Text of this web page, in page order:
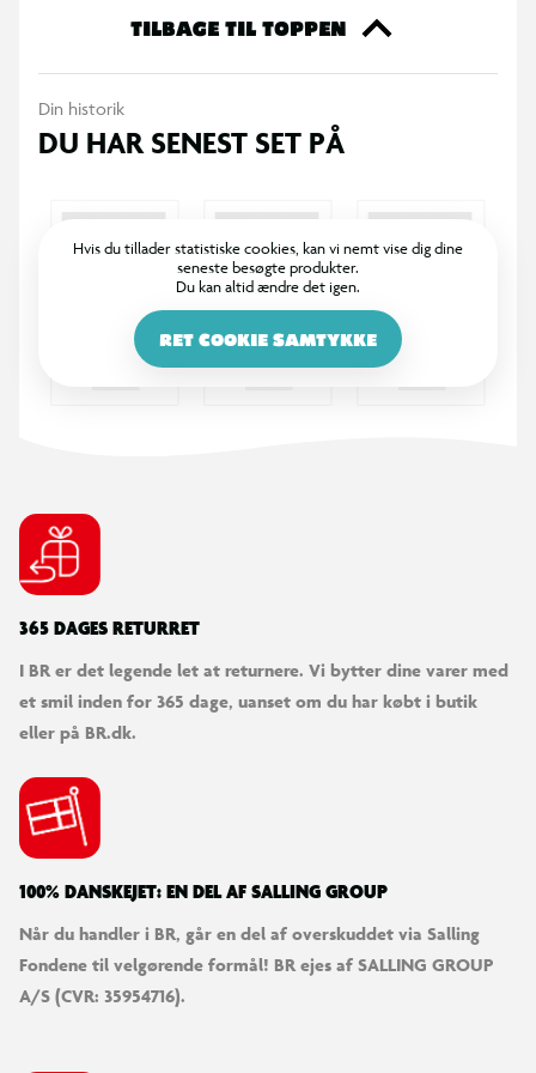
TILBAGE TIL TOPPEN
Din historik
DU HAR SENEST SET PÅ
Hvis du tillader statistiske cookies, kan vi nemt vise dig dine
seneste besøgte produkter.
Du kan altid ændre det igen.
RET COOKIE SAMTYKKE
365 DAGES RETURRET
I BR er det legende let at returnere. Vi bytter dine varer med
et smil inden for 365 dage, uanset om du har købt i butik
eller på BR.dk.
100% DANSKEJET: EN DEL AF SALLING GROUP
Når du handler i BR, går en del af overskuddet via Salling
Fondene til velgørende formål! BR ejes af SALLING GROUP
A/S (CVR: 35954716).